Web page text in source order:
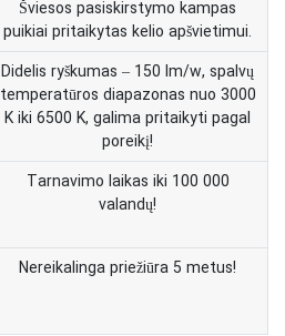
Šviesos pasiskirstymo kampas
puikiai pritaikytas kelio apšvietimui.
Didelis ryškumas – 150 lm/w, spalvų
temperatūros diapazonas nuo 3000
K iki 6500 K, galima pritaikyti pagal
poreikį!
Tarnavimo laikas iki 100 000
valandų!
Nereikalinga priežiūra 5 metus!